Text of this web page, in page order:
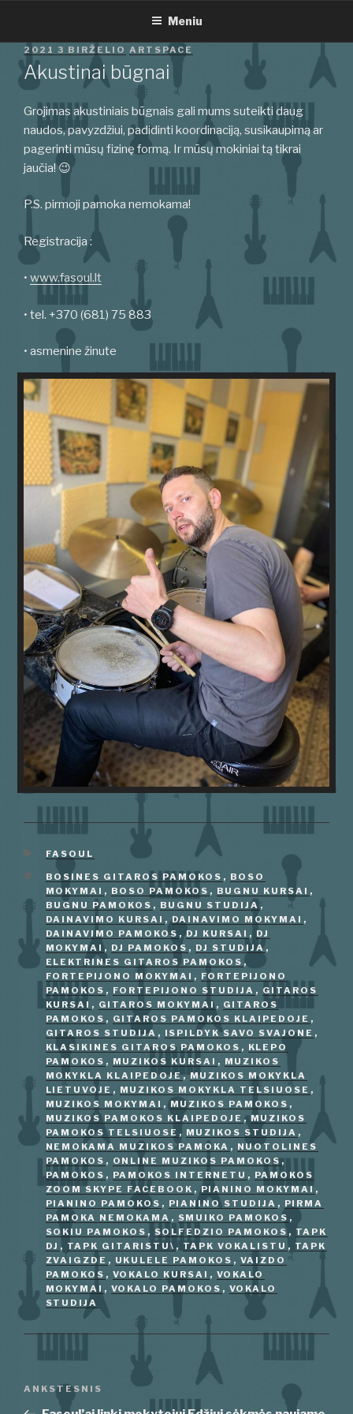
turinio
Meniu
PASKELBTA
2021 3 BIRŽELIO ARTSPACE
Akustinai būgnai
Grojimas akustiniais būgnais gali mums suteikti daug
naudos, pavyzdžiui, padidinti koordinaciją, susikaupimą ar
pagerinti mūsų fizinę formą. Ir mūsų mokiniai tą tikrai
jaučia! 😉
P.S. pirmoji pamoka nemokama!
Registracija :
• www.fasoul.lt
• tel. +370 (681) 75 883
• asmenine žinute
KATEGORIJOS
FASOUL
ŽYMOS
BOSINES GITAROS PAMOKOS , BOSO
MOKYMAI , BOSO PAMOKOS , BUGNU KURSAI ,
BUGNU PAMOKOS , BUGNU STUDIJA ,
DAINAVIMO KURSAI ,DAINAVIMO MOKYMAI ,
DAINAVIMO PAMOKOS ,DJ KURSAI , DJ
MOKYMAI , DJ PAMOKOS , DJ STUDIJA,
ELEKTRINES GITAROS PAMOKOS ,
FORTEPIJONO MOKYMAI , FORTEPIJONO
PAMOKOS , FORTEPIJONO STUDIJA , GITAROS
KURSAI , GITAROS MOKYMAI , GITAROS
PAMOKOS , GITAROS PAMOKOS KLAIPEDOJE ,
GITAROS STUDIJA , ISPILDYK SAVO SVAJONE ,
KLASIKINES GITAROS PAMOKOS , KLEPO
PAMOKOS , MUZIKOS KURSAI , MUZIKOS
MOKYKLA KLAIPEDOJE,MUZIKOS MOKYKLA
LIETUVOJE , MUZIKOS MOKYKLA TELSIUOSE ,
MUZIKOS MOKYMAI , MUZIKOS PAMOKOS ,
MUZIKOS PAMOKOS KLAIPEDOJE ,MUZIKOS
PAMOKOS TELSIUOSE , MUZIKOS STUDIJA ,
NEMOKAMA MUZIKOS PAMOKA , NUOTOLINES
PAMOKOS , ONLINE MUZIKOS PAMOKOS,
PAMOKOS , PAMOKOS INTERNETU , PAMOKOS
ZOOM SKYPE FACEBOOK ,PIANINO MOKYMAI ,
PIANINO PAMOKOS , PIANINO STUDIJA , PIRMA
PAMOKA NEMOKAMA , SMUIKO PAMOKOS ,
SOKIU PAMOKOS , SOLFEDZIO PAMOKOS , TAPK
DJ , TAPK GITARISTU\ , TAPK VOKALISTU , TAPK
ZVAIGZDE , UKULELE PAMOKOS , VAIZDO
PAMOKOS , VOKALO KURSAI , VOKALO
MOKYMAI , VOKALO PAMOKOS , VOKALO
STUDIJA
Navigacija
Ankstesnis
įrašas
ANKSTESNIS